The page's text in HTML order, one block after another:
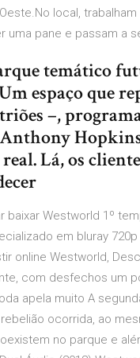
local,
pane e passam a
temático
espaço que
–,
Lá, os
baixar Westworld 1º
em bluray 720p
online Westworld,
com desfechos um
apela muito A
ocorrida, ao
no parque e